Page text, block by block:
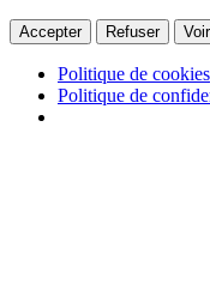
Accepter Refuser
Politique de cookies
Politique de